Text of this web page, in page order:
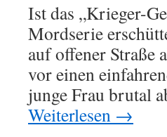
Ist das „Krieger-
Mordserie
auf offener Straße
vor einen
junge Frau brutal
Weiterlesen →